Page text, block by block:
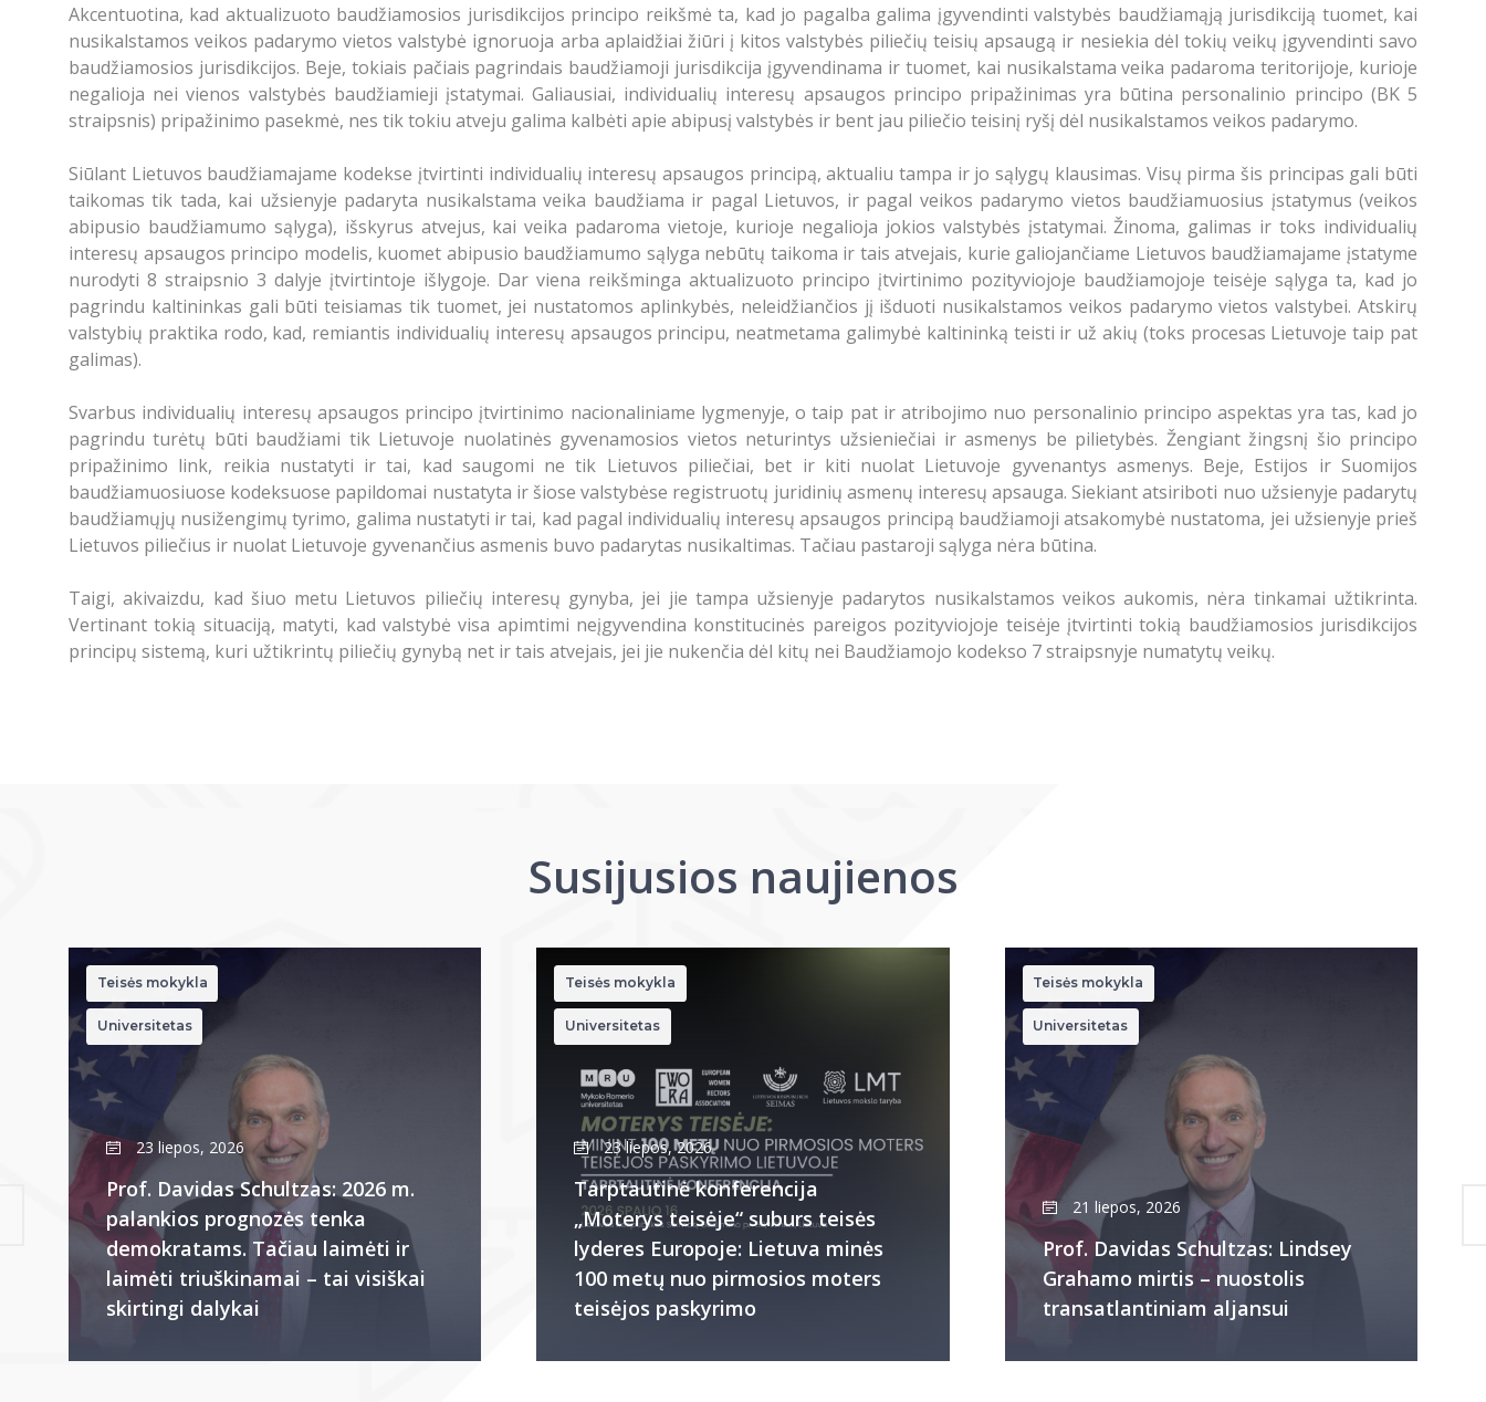
Akcentuotina, kad aktualizuoto baudžiamosios jurisdikcijos principo reikšmė ta, kad jo pagalba galima įgyvendinti valstybės baudžiamąją jurisdikciją tuomet, kai
nusikalstamos veikos padarymo vietos valstybė ignoruoja arba aplaidžiai žiūri į kitos valstybės piliečių teisių apsaugą ir nesiekia dėl tokių veikų įgyvendinti savo
baudžiamosios jurisdikcijos. Beje, tokiais pačiais pagrindais baudžiamoji jurisdikcija įgyvendinama ir tuomet, kai nusikalstama veika padaroma teritorijoje, kurioje
negalioja nei vienos valstybės baudžiamieji įstatymai. Galiausiai, individualių interesų apsaugos principo pripažinimas yra būtina personalinio principo (BK 5
straipsnis) pripažinimo pasekmė, nes tik tokiu atveju galima kalbėti apie abipusį valstybės ir bent jau piliečio teisinį ryšį dėl nusikalstamos veikos padarymo.
Siūlant Lietuvos baudžiamajame kodekse įtvirtinti individualių interesų apsaugos principą, aktualiu tampa ir jo sąlygų klausimas. Visų pirma šis principas gali būti
taikomas tik tada, kai užsienyje padaryta nusikalstama veika baudžiama ir pagal Lietuvos, ir pagal veikos padarymo vietos baudžiamuosius įstatymus (veikos
abipusio baudžiamumo sąlyga), išskyrus atvejus, kai veika padaroma vietoje, kurioje negalioja jokios valstybės įstatymai. Žinoma, galimas ir toks individualių
interesų apsaugos principo modelis, kuomet abipusio baudžiamumo sąlyga nebūtų taikoma ir tais atvejais, kurie galiojančiame Lietuvos baudžiamajame įstatyme
nurodyti 8 straipsnio 3 dalyje įtvirtintoje išlygoje. Dar viena reikšminga aktualizuoto principo įtvirtinimo pozityviojoje baudžiamojoje teisėje sąlyga ta, kad jo
pagrindu kaltininkas gali būti teisiamas tik tuomet, jei nustatomos aplinkybės, neleidžiančios jį išduoti nusikalstamos veikos padarymo vietos valstybei. Atskirų
valstybių praktika rodo, kad, remiantis individualių interesų apsaugos principu, neatmetama galimybė kaltininką teisti ir už akių (toks procesas Lietuvoje taip pat
galimas).
Svarbus individualių interesų apsaugos principo įtvirtinimo nacionaliniame lygmenyje, o taip pat ir atribojimo nuo personalinio principo aspektas yra tas, kad jo
pagrindu turėtų būti baudžiami tik Lietuvoje nuolatinės gyvenamosios vietos neturintys užsieniečiai ir asmenys be pilietybės. Žengiant žingsnį šio principo
pripažinimo link, reikia nustatyti ir tai, kad saugomi ne tik Lietuvos piliečiai, bet ir kiti nuolat Lietuvoje gyvenantys asmenys. Beje, Estijos ir Suomijos
baudžiamuosiuose kodeksuose papildomai nustatyta ir šiose valstybėse registruotų juridinių asmenų interesų apsauga. Siekiant atsiriboti nuo užsienyje padarytų
baudžiamųjų nusižengimų tyrimo, galima nustatyti ir tai, kad pagal individualių interesų apsaugos principą baudžiamoji atsakomybė nustatoma, jei užsienyje prieš
Lietuvos piliečius ir nuolat Lietuvoje gyvenančius asmenis buvo padarytas nusikaltimas. Tačiau pastaroji sąlyga nėra būtina.
Taigi, akivaizdu, kad šiuo metu Lietuvos piliečių interesų gynyba, jei jie tampa užsienyje padarytos nusikalstamos veikos aukomis, nėra tinkamai užtikrinta.
Vertinant tokią situaciją, matyti, kad valstybė visa apimtimi neįgyvendina konstitucinės pareigos pozityviojoje teisėje įtvirtinti tokią baudžiamosios jurisdikcijos
principų sistemą, kuri užtikrintų piliečių gynybą net ir tais atvejais, jei jie nukenčia dėl kitų nei Baudžiamojo kodekso 7 straipsnyje numatytų veikų.
Susijusios naujienos
Teisės mokykla
Universitetas
23 liepos, 2026
Prof. Davidas Schultzas: 2026 m.
palankios prognozės tenka
demokratams. Tačiau laimėti ir
laimėti triuškinamai – tai visiškai
skirtingi dalykai
Teisės mokykla
Universitetas
23 liepos, 2026
Tarptautinė konferencija
„Moterys teisėje“ suburs teisės
lyderes Europoje: Lietuva minės
100 metų nuo pirmosios moters
teisėjos paskyrimo
Teisės mokykla
Universitetas
21 liepos, 2026
Prof. Davidas Schultzas: Lindsey
Grahamo mirtis – nuostolis
transatlantiniam aljansui